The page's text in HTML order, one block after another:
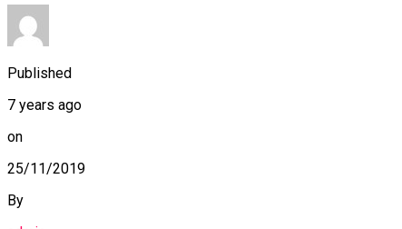
Published
7 years ago
on
25/11/2019
By